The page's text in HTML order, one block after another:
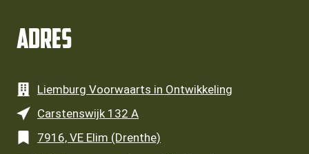
Adres
Liemburg Voorwaarts in Ontwikkeling
Carstenswijk 132 A
7916, VE Elim (Drenthe)